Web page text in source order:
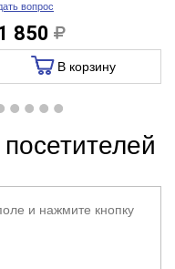
вопрос
850
В корзину